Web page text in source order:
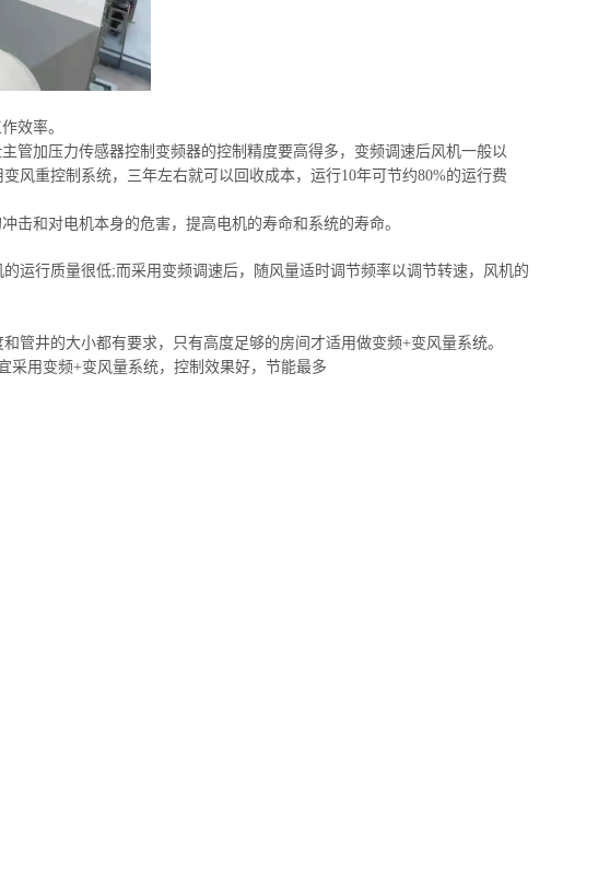
效率。
主管加压力传感器控制变频器的控制精度要高得多，变频调速后风机一般以
风重控制系统，三年左右就可以回收成本，运行10年可节约80%的运行费
击和对电机本身的危害，提高电机的寿命和系统的寿命。
运行质量很低;而采用变频调速后，随风量适时调节频率以调节转速，风机的
管井的大小都有要求，只有高度足够的房间才适用做变频+变风量系统。
采用变频+变风量系统，控制效果好，节能最多